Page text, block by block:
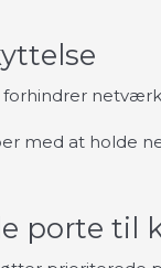
med at holde
porte til